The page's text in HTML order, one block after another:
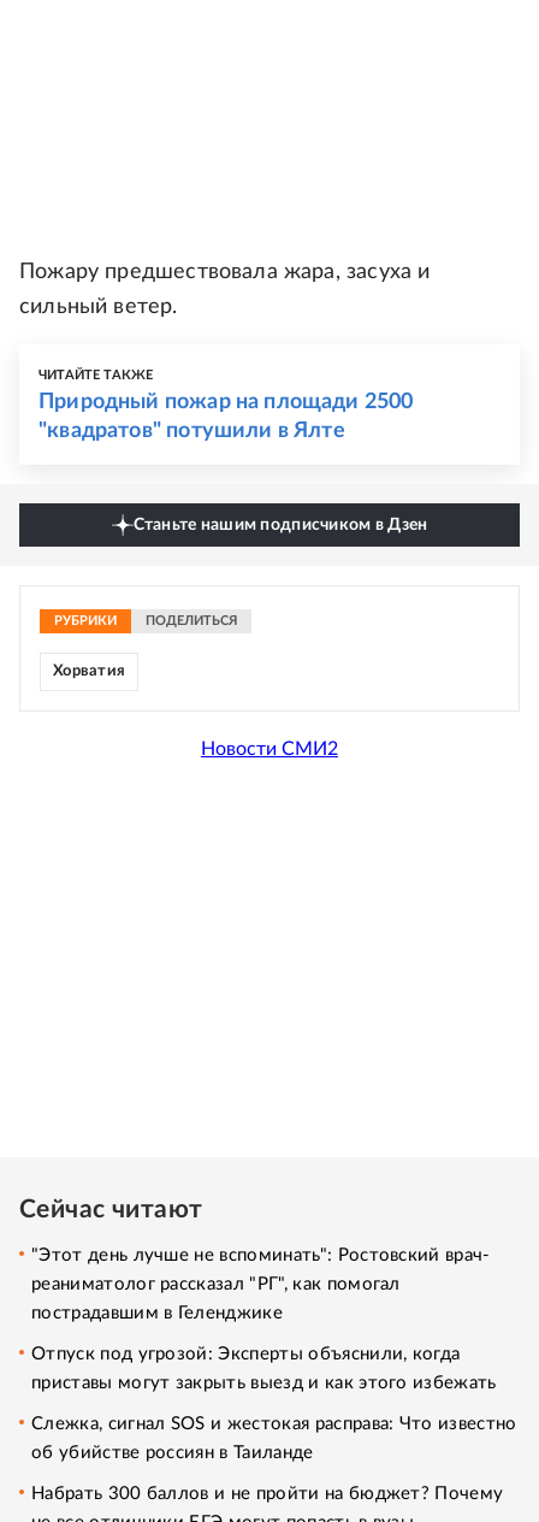
Пожару предшествовала жара, засуха и
сильный ветер.
ЧИТАЙТЕ ТАКЖЕ
Природный пожар на площади 2500
"квадратов" потушили в Ялте
Станьте нашим подписчиком в Дзен
РУБРИКИ ПОДЕЛИТЬСЯ
Хорватия
Новости СМИ2
Сейчас читают
"Этот день лучше не вспоминать": Ростовский врач-
реаниматолог рассказал "РГ", как помогал
пострадавшим в Геленджике
Отпуск под угрозой: Эксперты объяснили, когда
приставы могут закрыть выезд и как этого избежать
Слежка, сигнал SOS и жестокая расправа: Что известно
об убийстве россиян в Таиланде
Набрать 300 баллов и не пройти на бюджет? Почему